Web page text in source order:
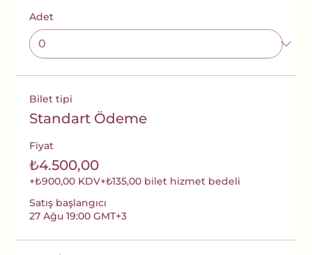
Adet
Bilet tipi
Standart Ödeme
Fiyat
₺4.500,00
+₺900,00 KDV+₺135,00 bilet hizmet bedeli
Satış başlangıcı
27 Ağu 19:00 GMT+3